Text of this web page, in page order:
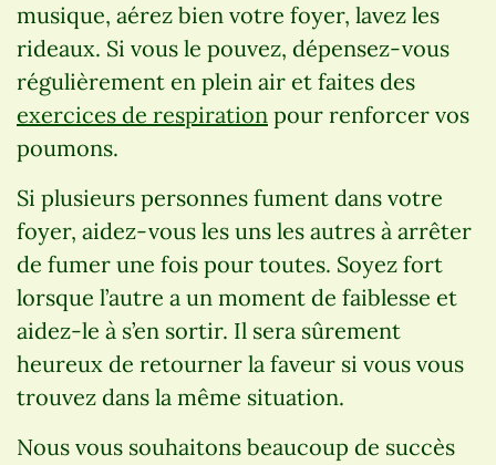
musique, aérez bien votre foyer, lavez les
rideaux. Si vous le pouvez, dépensez-vous
régulièrement en plein air et faites des
exercices de respiration pour renforcer vos
poumons.
Si plusieurs personnes fument dans votre
foyer, aidez-vous les uns les autres à arrêter
de fumer une fois pour toutes. Soyez fort
lorsque l’autre a un moment de faiblesse et
aidez-le à s’en sortir. Il sera sûrement
heureux de retourner la faveur si vous vous
trouvez dans la même situation.
Nous vous souhaitons beaucoup de succès